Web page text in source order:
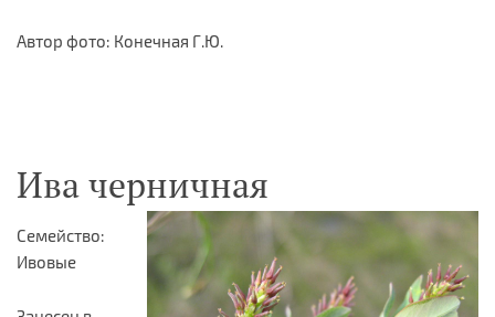
Автор фото: Конечная Г.Ю.
Ива черничная
Семейство:
Ивовые